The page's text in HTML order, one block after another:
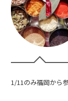
1/11のみ福岡から